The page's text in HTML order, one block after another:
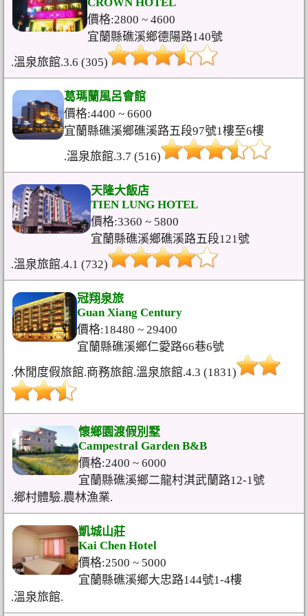
價格:2800 ~ 4600
宜蘭縣礁溪鄉德陽路140號
.溫泉旅館.3.6 (305)
葛瑪蘭風呂會館
價格:4400 ~ 6600
宜蘭縣礁溪鄉礁溪路五段97號1樓至6樓
.溫泉旅館.3.7 (516)
天隆大飯店
TIEN LUNG HOTEL
價格:3360 ~ 5800
宜蘭縣礁溪鄉礁溪路五段121號
.溫泉旅館.4.1 (732)
冠翔泉旅
Guan Xiang Century
價格:18480 ~ 29400
宜蘭縣礁溪鄉仁愛路66巷6號
.休閒度假旅館.商務旅館.溫泉旅館.4.3 (1831)
懷鄉園渡假別墅
Campestral Garden B&B
價格:2400 ~ 6000
宜蘭縣礁溪鄉二龍村淇武蘭路12-1號
.鄉村體驗.農林漁業.
凱城山莊
Kai Chen Hotel
價格:2500 ~ 5000
宜蘭縣礁溪鄉大忠路144號1-4樓
.溫泉旅館.